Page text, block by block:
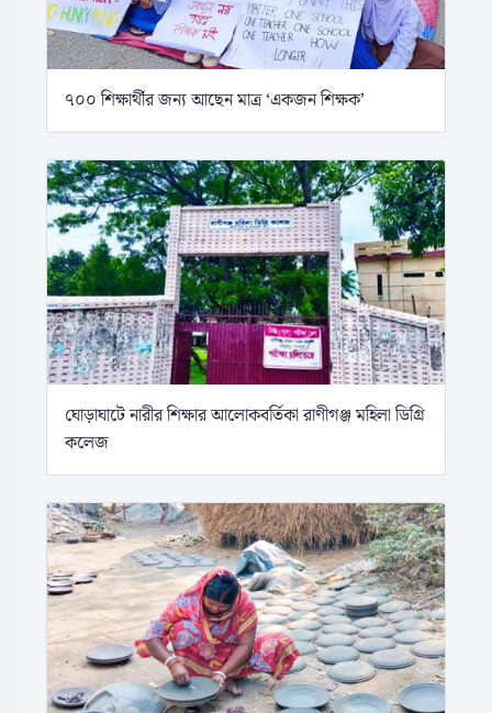
৭০০ শিক্ষার্থীর জন্য আছেন মাত্র ‘একজন শিক্ষক’
ঘোড়াঘাটে নারীর শিক্ষার আলোকবর্তিকা রাণীগঞ্জ মহিলা ডিগ্রি
কলেজ